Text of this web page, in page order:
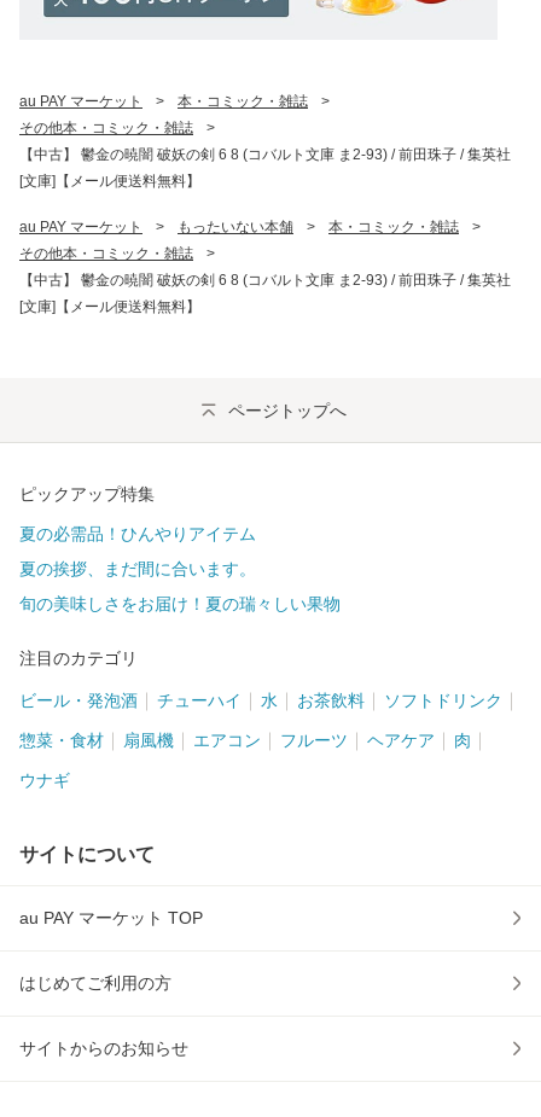
au PAY マーケット > 本・コミック・雑誌
>
その他本・コミック・雑誌
>
【中古】 鬱金の暁闇 破妖の剣 6 8 (コバルト文庫 ま2-93) / 前田珠子 / 集英社
[文庫]【メール便送料無料】
au PAY マーケット > もったいない本舗 > 本・コミック・雑誌
>
その他本・コミック・雑誌
>
【中古】 鬱金の暁闇 破妖の剣 6 8 (コバルト文庫 ま2-93) / 前田珠子 / 集英社
[文庫]【メール便送料無料】
ページトップへ
ピックアップ特集
夏の必需品！ひんやりアイテム
夏の挨拶、まだ間に合います。
旬の美味しさをお届け！夏の瑞々しい果物
注目のカテゴリ
ビール・発泡酒 チューハイ 水 お茶飲料 ソフトドリンク
惣菜・食材 扇風機 エアコン フルーツ ヘアケア 肉
ウナギ
サイトについて
au PAY マーケット TOP
はじめてご利用の方
サイトからのお知らせ